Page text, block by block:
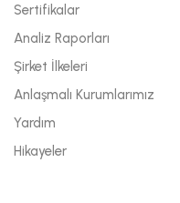
Sertifikalar
Analiz Raporları
Şirket İlkeleri
Anlaşmalı Kurumlarımız
Yardım
Hikayeler